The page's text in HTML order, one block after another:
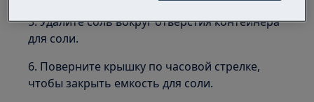
5. Удалите соль вокруг отверстия контейнера
для соли.
6. Поверните крышку по часовой стрелке,
чтобы закрыть емкость для соли.